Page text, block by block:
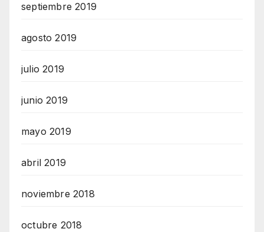
septiembre 2019
agosto 2019
julio 2019
junio 2019
mayo 2019
abril 2019
noviembre 2018
octubre 2018